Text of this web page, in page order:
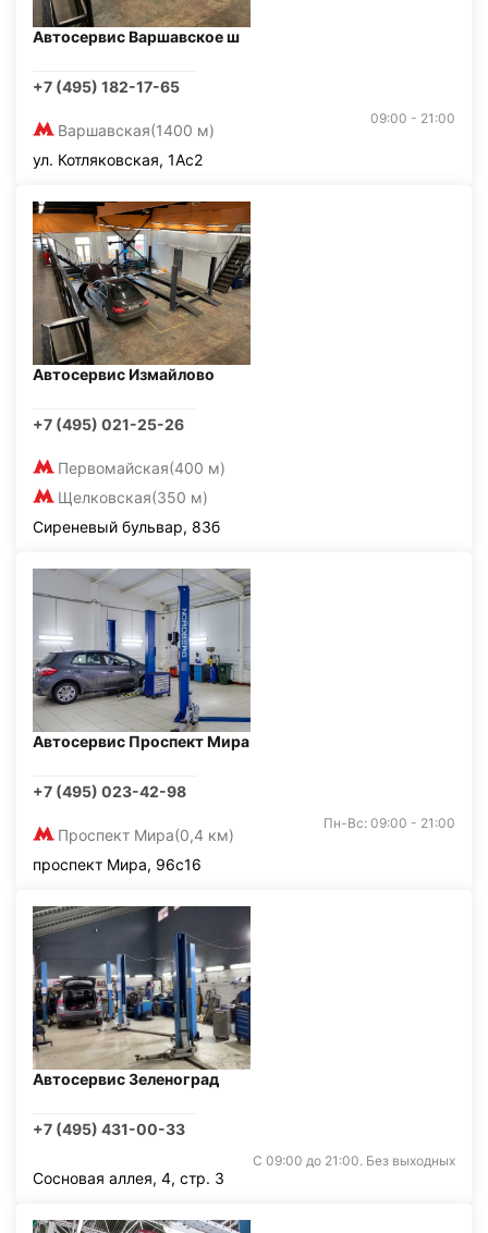
Автосервис Варшавское ш
+7 (495) 182-17-65
Варшавская(1400 м)
09:00 - 21:00
ул. Котляковская, 1Ас2
Автосервис Измайлово
+7 (495) 021-25-26
Первомайская(400 м)
Щелковская(350 м)
Сиреневый бульвар, 83б
Автосервис Проспект Мира
+7 (495) 023-42-98
Проспект Мира(0,4 км)
Пн-Вс: 09:00 - 21:00
проспект Мира, 96с16
Автосервис Зеленоград
+7 (495) 431-00-33
С 09:00 до 21:00. Без выходных
Сосновая аллея, 4, стр. 3